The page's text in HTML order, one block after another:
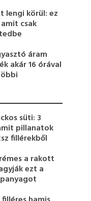
lengi körül: ez
csak
áram
akár 16 órával
süti: 3
pillanatok
fillérekből
a rakott
ezt a